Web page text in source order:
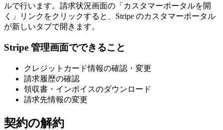
ルで行います。請求状況画面の「カスタマーポータルを開
く」リンクをクリックすると、Stripe のカスタマーポータル
が新しいタブで開きます。
Stripe 管理画面でできること
クレジットカード情報の確認・変更
請求履歴の確認
領収書・インボイスのダウンロード
請求先情報の変更
契約の解約